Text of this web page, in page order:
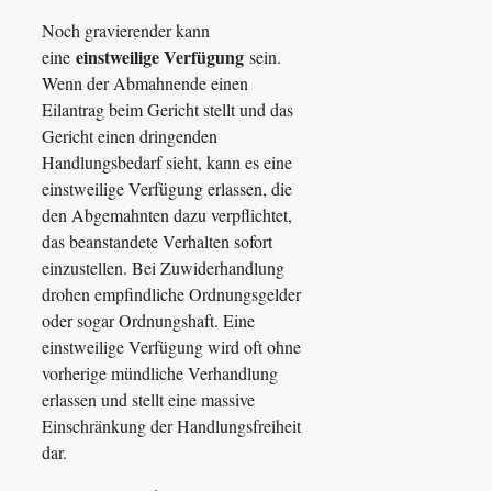
Noch gravierender kann
eine einstweilige Verfügung sein.
Wenn der Abmahnende einen
Eilantrag beim Gericht stellt und das
Gericht einen dringenden
Handlungsbedarf sieht, kann es eine
einstweilige Verfügung erlassen, die
den Abgemahnten dazu verpflichtet,
das beanstandete Verhalten sofort
einzustellen. Bei Zuwiderhandlung
drohen empfindliche Ordnungsgelder
oder sogar Ordnungshaft. Eine
einstweilige Verfügung wird oft ohne
vorherige mündliche Verhandlung
erlassen und stellt eine massive
Einschränkung der Handlungsfreiheit
dar.